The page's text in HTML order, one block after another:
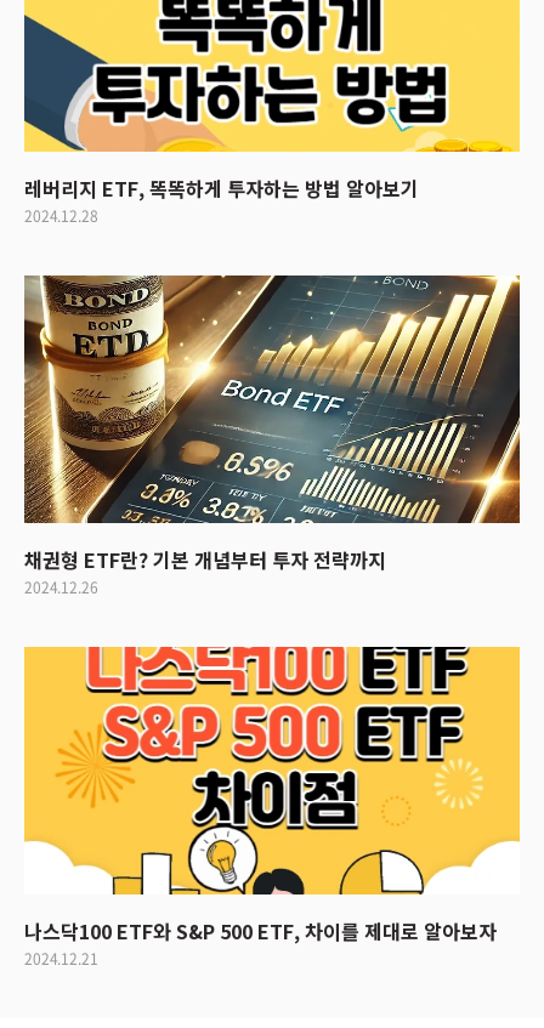
레버리지 ETF, 똑똑하게 투자하는 방법 알아보기
2024.12.28
채권형 ETF란? 기본 개념부터 투자 전략까지
2024.12.26
나스닥100 ETF와 S&P 500 ETF, 차이를 제대로 알아보자
2024.12.21